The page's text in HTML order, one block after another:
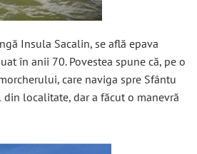
Insula Sacalin, se află epava
în anii 70. Povestea spune că, pe o
care naviga spre Sfântu
din localitate, dar a făcut o manevră